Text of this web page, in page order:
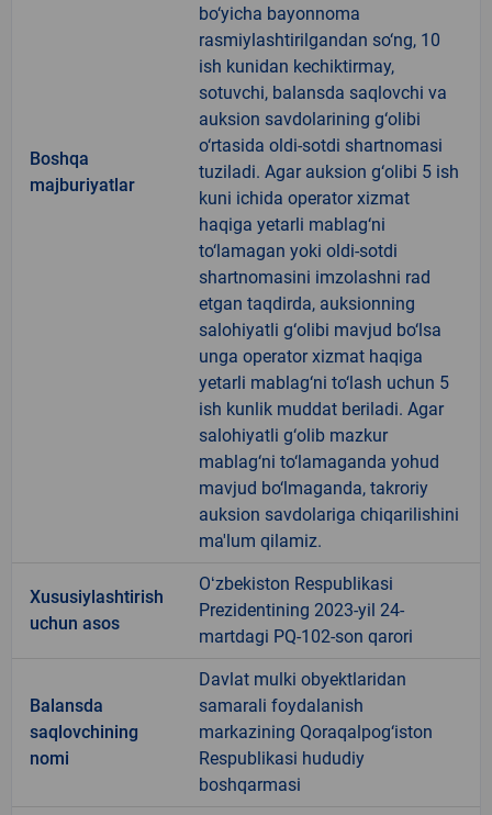
Boshqa
majburiyatlar
bo‘yicha bayonnoma
rasmiylashtirilgandan so‘ng, 10
ish kunidan kechiktirmay,
sotuvchi, balansda saqlovchi va
auksion savdolarining g‘olibi
o‘rtasida oldi-sotdi shartnomasi
tuziladi. Agar auksion g‘olibi 5 ish
kuni ichida operator xizmat
haqiga yetarli mablag‘ni
to‘lamagan yoki oldi-sotdi
shartnomasini imzolashni rad
etgan taqdirda, auksionning
salohiyatli g‘olibi mavjud bo‘lsa
unga operator xizmat haqiga
yetarli mablag‘ni to‘lash uchun 5
ish kunlik muddat beriladi. Agar
salohiyatli g‘olib mazkur
mablag‘ni to‘lamaganda yohud
mavjud bo‘lmaganda, takroriy
auksion savdolariga chiqarilishini
ma'lum qilamiz.
Xususiylashtirish
uchun asos
Oʻzbekiston Respublikasi
Prezidentining 2023-yil 24-
martdagi PQ-102-son qarori
Balansda
saqlovchining
nomi
Davlat mulki obyektlaridan
samarali foydalanish
markazining Qoraqalpog‘iston
Respublikasi hududiy
boshqarmasi